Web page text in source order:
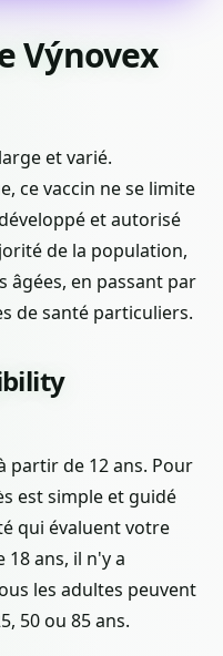
Výnovex
et varié.
ce vaccin ne se limite
et autorisé
de la population,
âgées, en passant par
de santé particuliers.
partir de 12 ans. Pour
est simple et guidé
qui évaluent votre
ans, il n'y a
les adultes peuvent
50 ou 85 ans.